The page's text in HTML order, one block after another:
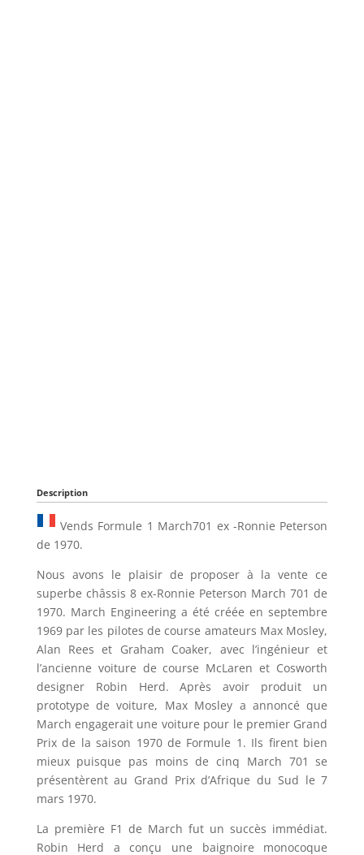
Description
Vends Formule 1 March701 ex -Ronnie Peterson
de 1970.
Nous avons le plaisir de proposer à la vente ce
superbe châssis 8 ex-Ronnie Peterson March 701 de
1970. March Engineering a été créée en septembre
1969 par les pilotes de course amateurs Max Mosley,
Alan Rees et Graham Coaker, avec l’ingénieur et
l’ancienne voiture de course McLaren et Cosworth
designer Robin Herd. Après avoir produit un
prototype de voiture, Max Mosley a annoncé que
March engagerait une voiture pour le premier Grand
Prix de la saison 1970 de Formule 1. Ils firent bien
mieux puisque pas moins de cinq March 701 se
présentèrent au Grand Prix d’Afrique du Sud le 7
mars 1970.
La première F1 de March fut un succès immédiat.
Robin Herd a conçu une baignoire monocoque